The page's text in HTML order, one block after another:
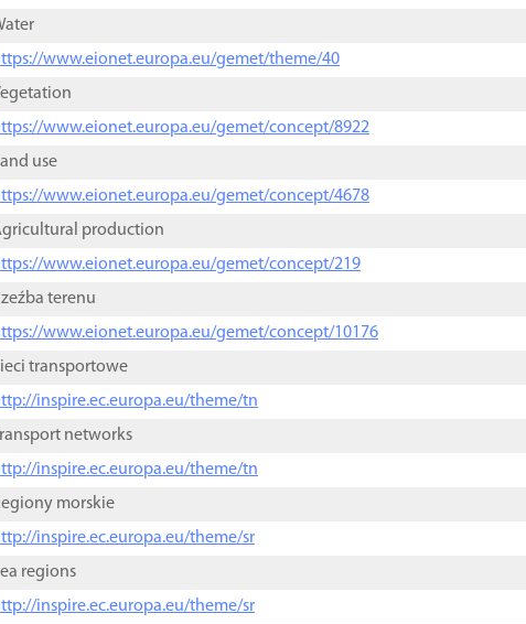
www.eionet.europa.eu/gemet/theme/40
www.eionet.europa.eu/gemet/concept/8922
use
www.eionet.europa.eu/gemet/concept/4678
production
www.eionet.europa.eu/gemet/concept/219
terenu
www.eionet.europa.eu/gemet/concept/10176
transportowe
inspire.ec.europa.eu/theme/tn
networks
inspire.ec.europa.eu/theme/tn
morskie
inspire.ec.europa.eu/theme/sr
regions
inspire.ec.europa.eu/theme/sr